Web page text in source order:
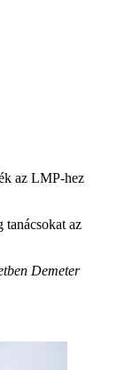
az LMP-hez
tanácsokat az
Demeter